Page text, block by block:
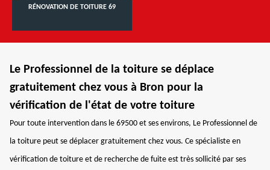
RÉNOVATION DE TOITURE 69
Le Professionnel de la toiture se déplace
gratuitement chez vous à Bron pour la
vérification de l'état de votre toiture
Pour toute intervention dans le 69500 et ses environs, Le Professionnel de
la toiture peut se déplacer gratuitement chez vous. Ce spécialiste en
vérification de toiture et de recherche de fuite est très sollicité par ses